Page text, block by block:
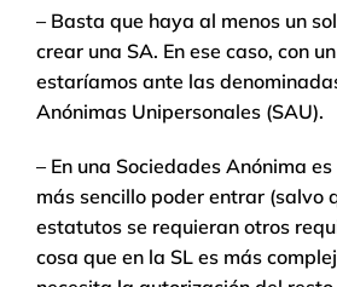
– Basta que haya al menos un
crear una SA. En ese caso, con
estaríamos ante las
Anónimas Unipersonales (SAU).
– En una Sociedades Anónima
más sencillo poder entrar (salvo
estatutos se requieran otros
cosa que en la SL es más